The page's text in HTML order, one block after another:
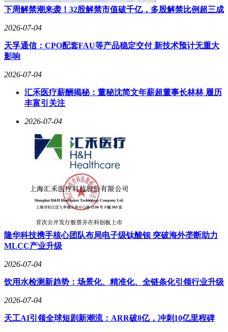
下周解禁潮来袭！32股解禁市值破千亿，多股解禁比例超三成
2026-07-04
天孚通信：CPO配套FAU等产品稳定交付 新技术预计无重大
影响
2026-07-04
汇禾医疗薪酬揭秘：董秘沈简文年薪超董事长林林 履历
丰富引关注
2026-07-04
隆华科技携手核心团队布局电子级钛酸钡 突破海外垄断助力
MLCC产业升级
2026-07-04
饮用水检测新趋势：场景化、精准化、全链条化引领行业升级
2026-07-04
天工AI引领全球短剧新潮流：ARR破8亿，冲刺10亿里程碑